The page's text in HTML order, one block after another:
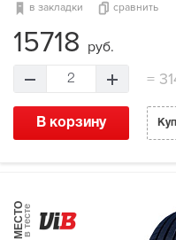
в закладки сравнить
15718 руб.
2 =
В корзину
МЕСТОв тесте